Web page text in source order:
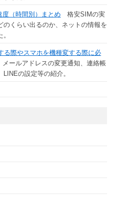
（時間別）まとめ 格安SIMの実
のくらい出るのか、ネットの情報を
る際やスマホを機種変する際に必
メールアドレスの変更通知、連絡帳
の設定等の紹介。